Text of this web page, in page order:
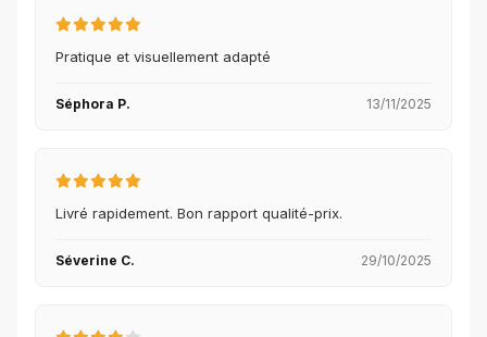
Pratique et visuellement adapté
Séphora P. 13/11/2025
Livré rapidement. Bon rapport qualité-prix.
Séverine C. 29/10/2025